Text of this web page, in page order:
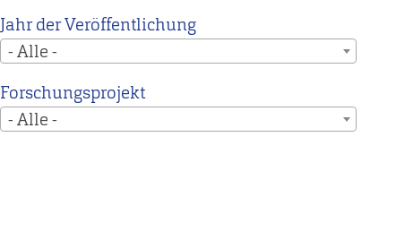
Jahr der Veröffentlichung
- Alle -
Forschungsprojekt
- Alle -